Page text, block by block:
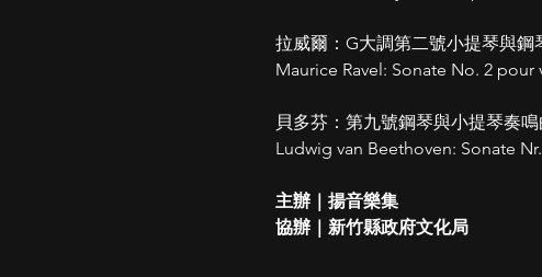
拉威爾：G⼤調第⼆號⼩提琴與鋼
Maurice Ravel: Sonate No. 2
⾙多芬：第九號鋼琴與⼩提琴奏
Ludwig van Beethoven: Sonate
主辦｜揚⾳樂集
協辦｜新⽵縣政府⽂化局